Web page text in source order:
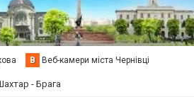
В Веб-камери міста Чернівці
- Брага